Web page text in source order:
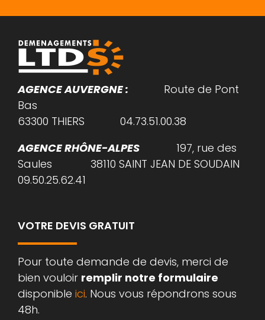
AGENCE AUVERGNE :
Route de Pont
Bas
63300 THIERS 04.73.51.00.38
AGENCE RHÔNE-ALPES
197, rue des
Saules 38110 SAINT JEAN DE SOUDAIN
09.50.25.62.41
VOTRE DEVIS GRATUIT
Pour toute demande de devis, merci de
bien vouloir remplir notre formulaire
disponible ici. Nous vous répondrons sous
48h.